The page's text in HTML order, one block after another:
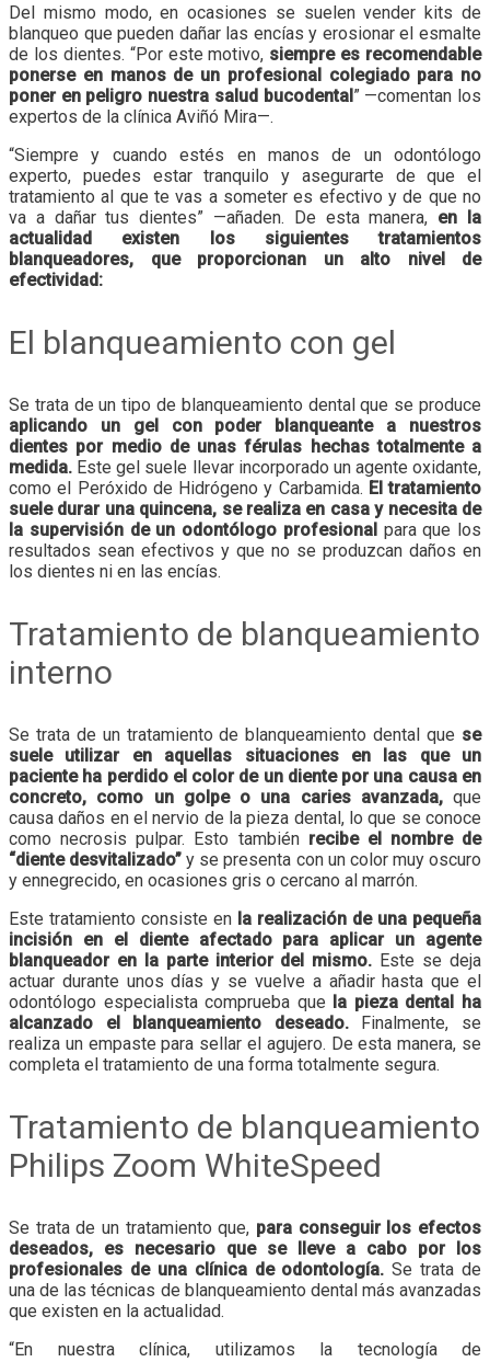
Del mismo modo, en ocasiones se suelen vender kits de
blanqueo que pueden dañar las encías y erosionar el esmalte
de los dientes. “Por este motivo, siempre es recomendable
ponerse en manos de un profesional colegiado para no
poner en peligro nuestra salud bucodental” —comentan los
expertos de la clínica Aviñó Mira—.
“Siempre y cuando estés en manos de un odontólogo
experto, puedes estar tranquilo y asegurarte de que el
tratamiento al que te vas a someter es efectivo y de que no
va a dañar tus dientes” —añaden. De esta manera, en la
actualidad existen los siguientes tratamientos
blanqueadores, que proporcionan un alto nivel de
efectividad:
El blanqueamiento con gel
Se trata de un tipo de blanqueamiento dental que se produce
aplicando un gel con poder blanqueante a nuestros
dientes por medio de unas férulas hechas totalmente a
medida. Este gel suele llevar incorporado un agente oxidante,
como el Peróxido de Hidrógeno y Carbamida. El tratamiento
suele durar una quincena, se realiza en casa y necesita de
la supervisión de un odontólogo profesional para que los
resultados sean efectivos y que no se produzcan daños en
los dientes ni en las encías.
Tratamiento de blanqueamiento
interno
Se trata de un tratamiento de blanqueamiento dental que se
suele utilizar en aquellas situaciones en las que un
paciente ha perdido el color de un diente por una causa en
concreto, como un golpe o una caries avanzada,que
causa daños en el nervio de la pieza dental, lo que se conoce
como necrosis pulpar. Esto también recibe el nombre de
“diente desvitalizado”y se presenta con un color muy oscuro
y ennegrecido, en ocasiones gris o cercano al marrón.
Este tratamiento consiste en la realización de una pequeña
incisión en el diente afectado para aplicar un agente
blanqueador en la parte interior del mismo. Este se deja
actuar durante unos días y se vuelve a añadir hasta que el
odontólogo especialista comprueba que la pieza dental ha
alcanzado el blanqueamiento deseado. Finalmente, se
realiza un empaste para sellar el agujero. De esta manera, se
completa el tratamiento de una forma totalmente segura.
Tratamiento de blanqueamiento
Philips Zoom WhiteSpeed
Se trata de un tratamiento que, para conseguir los efectos
deseados, es necesario que se lleve a cabo por los
profesionales de una clínica de odontología. Se trata de
una de las técnicas de blanqueamiento dental más avanzadas
que existen en la actualidad.
“En nuestra clínica, utilizamos la tecnología de